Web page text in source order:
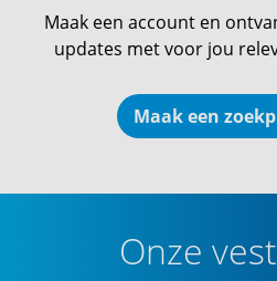
Maak een account en
updates met voor jou
Maak een
Onze